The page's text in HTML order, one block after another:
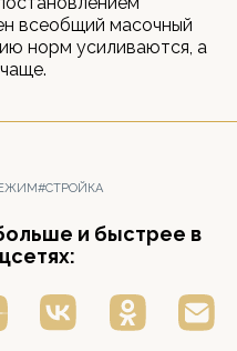
всеобщий масочный
норм усиливаются, а
#СТРОЙКА
и быстрее в